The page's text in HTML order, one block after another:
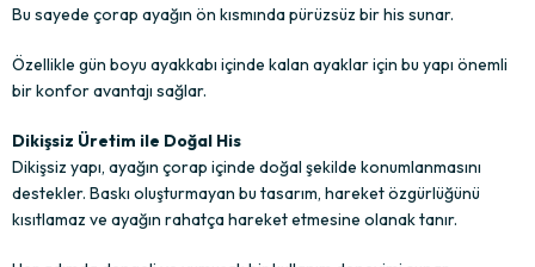
Bu sayede çorap ayağın ön kısmında pürüzsüz bir his sunar.
Özellikle gün boyu ayakkabı içinde kalan ayaklar için bu yapı önemli
bir konfor avantajı sağlar.
Dikişsiz Üretim ile Doğal His
Dikişsiz yapı, ayağın çorap içinde doğal şekilde konumlanmasını
destekler. Baskı oluşturmayan bu tasarım, hareket özgürlüğünü
kısıtlamaz ve ayağın rahatça hareket etmesine olanak tanır.